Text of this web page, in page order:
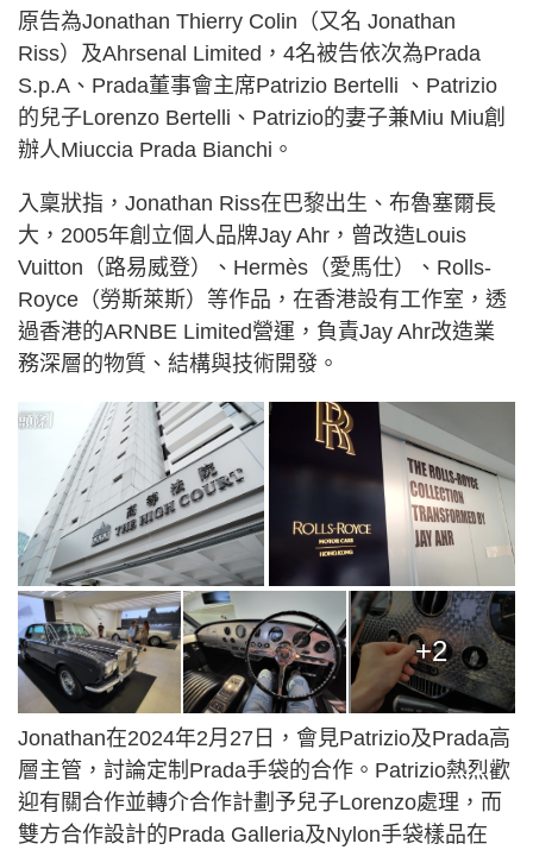
原告為Jonathan Thierry Colin（又名 Jonathan
Riss）及Ahrsenal Limited，4名被告依次為Prada
S.p.A、Prada董事會主席Patrizio Bertelli 、Patrizio
的兒子Lorenzo Bertelli、Patrizio的妻子兼Miu Miu創
辦人Miuccia Prada Bianchi。
入稟狀指，Jonathan Riss在巴黎出生、布魯塞爾長
大，2005年創立個人品牌Jay Ahr，曾改造Louis
Vuitton（路易威登）、Hermès（愛馬仕）、Rolls-
Royce（勞斯萊斯）等作品，在香港設有工作室，透
過香港的ARNBE Limited營運，負責Jay Ahr改造業
務深層的物質、結構與技術開發。
+2
Jonathan在2024年2月27日，會見Patrizio及Prada高
層主管，討論定制Prada手袋的合作。Patrizio熱烈歡
迎有關合作並轉介合作計劃予兒子Lorenzo處理，而
雙方合作設計的Prada Galleria及Nylon手袋樣品在